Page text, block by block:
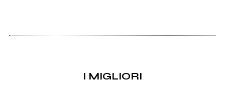
I MIGLIORI